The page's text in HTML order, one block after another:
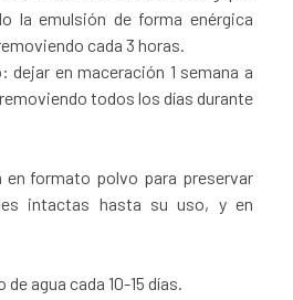
la emulsión de forma enérgica
cada 3 horas.
dejar en maceración 1 semana a
todos los días durante
en formato polvo para preservar
intactas hasta su uso, y en
de agua cada 10-15 días.